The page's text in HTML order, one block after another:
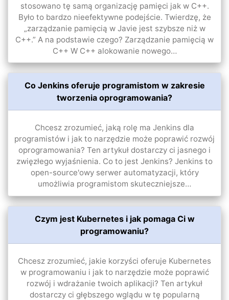
stosowano tę samą organizację pamięci jak w C++.
Było to bardzo nieefektywne podejście. Twierdzę, że
„zarządzanie pamięcią w Javie jest szybsze niż w
C++.” A na podstawie czego? Zarządzanie pamięcią w
C++ W C++ alokowanie nowego…
Co Jenkins oferuje programistom w zakresie
tworzenia oprogramowania?
Chcesz zrozumieć, jaką rolę ma Jenkins dla
programistów i jak to narzędzie może poprawić rozwój
oprogramowania? Ten artykuł dostarczy ci jasnego i
zwięzłego wyjaśnienia. Co to jest Jenkins? Jenkins to
open-source'owy serwer automatyzacji, który
umożliwia programistom skuteczniejsze…
Czym jest Kubernetes i jak pomaga Ci w
programowaniu?
Chcesz zrozumieć, jakie korzyści oferuje Kubernetes
w programowaniu i jak to narzędzie może poprawić
rozwój i wdrażanie twoich aplikacji? Ten artykuł
dostarczy ci głębszego wglądu w tę popularną